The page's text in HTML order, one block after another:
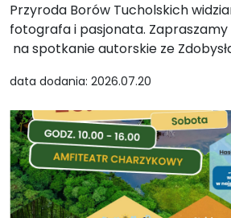
Przyroda Borów Tucholskich
fotografa i pasjonata.
na spotkanie autorskie ze
data dodania: 2026.07.20